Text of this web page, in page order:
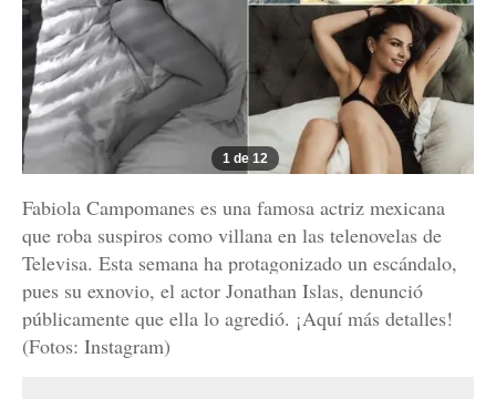
1 de 12
Fabiola Campomanes es una famosa actriz mexicana
que roba suspiros como villana en las telenovelas de
Televisa. Esta semana ha protagonizado un escándalo,
pues su exnovio, el actor Jonathan Islas, denunció
públicamente que ella lo agredió. ¡Aquí más detalles!
(Fotos: Instagram)